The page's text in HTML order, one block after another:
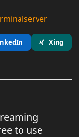
Xing
to use